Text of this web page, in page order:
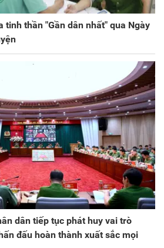
tinh thần "Gần dân nhất" qua Ngày
dân tiếp tục phát huy vai trò
đấu hoàn thành xuất sắc mọi